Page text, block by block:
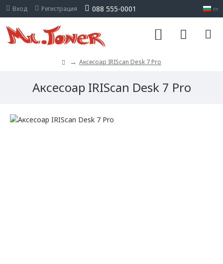
Вход Регистрация 088 555-0001
Аксесоар IRIScan Desk 7 Pro
Аксесоар IRIScan Desk 7 Pro